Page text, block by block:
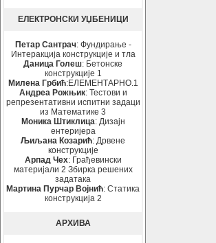
ЕЛЕКТРОНСКИ УЏБЕНИЦИ
Петар Сантрач: Фундирање -
Интеракција конструкције и тла
Даница Голеш: Бетонске
конструкције 1
Милена Грбић:ЕЛЕМЕНТАРНО.1
Андреа Рожњик: Тестови и
репрезентативни испитни задаци
из Математике 3
Моника Штиклица: Дизајн
ентеријера
Љиљана Козарић: Дрвене
конструкције
Арпад Чех: Грађевински
материјали 2 Збирка решених
задатака
Мартина Пурчар Војнић: Статика
конструкција 2
АРХИВА